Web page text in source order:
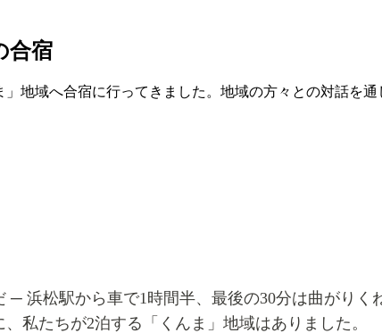
合宿
地域へ合宿に行ってきました。地域の方々との対話を
─ 浜松駅から車で1時間半、最後の30分は曲がり
私たちが2泊する「くんま」地域はありました。